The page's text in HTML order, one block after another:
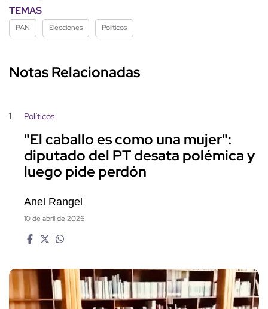
TEMAS
PAN Elecciones Políticos
Notas Relacionadas
1 Políticos
"El caballo es como una mujer":
diputado del PT desata polémica y
luego pide perdón
Anel Rangel
10 de abril de 2026